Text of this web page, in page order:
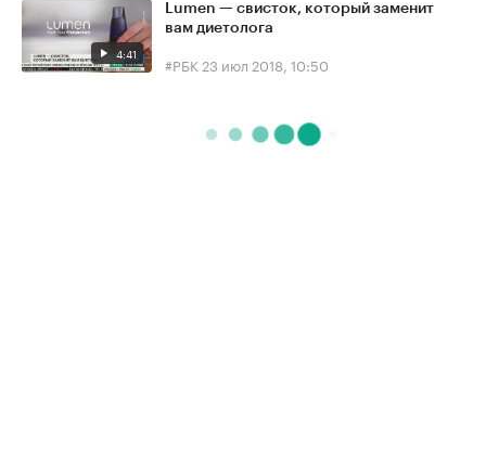
4:41
Lumen — свисток, который заменит
вам диетолога
#РБК 23 июл 2018, 10:50